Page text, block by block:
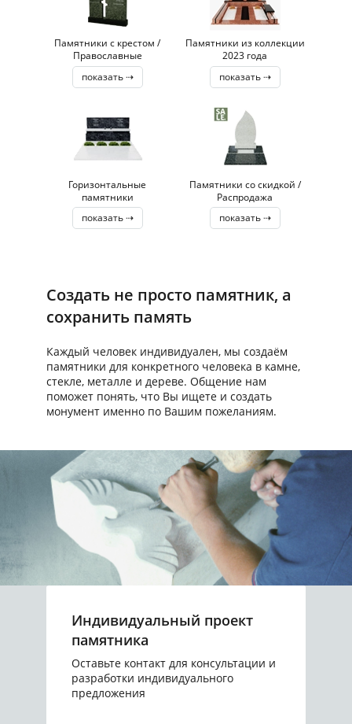
Памятники с крестом /
Православные
показать ⇢
Памятники из коллекции
2023 года
показать ⇢
Горизонтальные
памятники
показать ⇢
Памятники со скидкой /
Распродажа
показать ⇢
Создать не просто памятник, а
сохранить память
Каждый человек индивидуален, мы создаём
памятники для конкретного человека в камне,
стекле, металле и дереве. Общение нам
поможет понять, что Вы ищете и создать
монумент именно по Вашим пожеланиям.
Индивидуальный проект
памятника
Оставьте контакт для консультации и
разработки индивидуального
предложения